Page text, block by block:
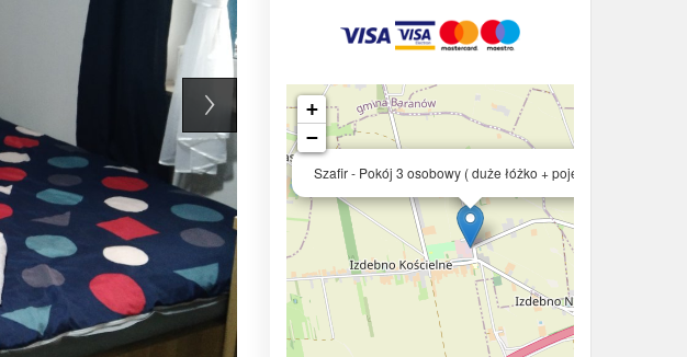
Szafir - Pokój 3 osobowy ( duże łóżko + pojedyncze)
+
−